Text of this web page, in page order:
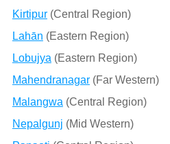
Kirtipur(Central Region)
Lahān (Eastern Region)
Lobujya (Eastern Region)
Mahendranagar(Far Western)
Malangwa (Central Region)
Nepalgunj (Mid Western)